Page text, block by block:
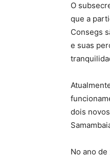
O
que a
Consegs
e suas
dois
No ano